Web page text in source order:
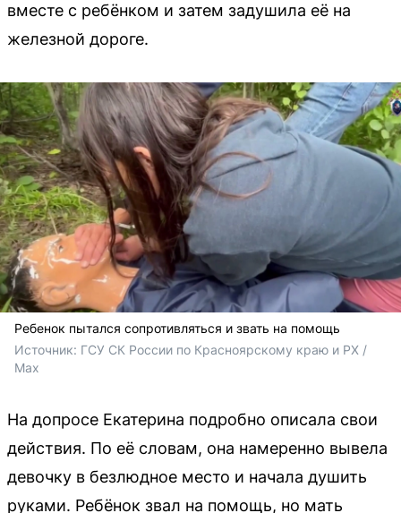
вместе с ребёнком и затем задушила её на
железной дороге.
Ребенок пытался сопротивляться и звать на помощь
Источник: ГСУ СК России по Красноярскому краю и РХ /
Max
На допросе Екатерина подробно описала свои
действия. По её словам, она намеренно вывела
девочку в безлюдное место и начала душить
руками. Ребёнок звал на помощь, но мать